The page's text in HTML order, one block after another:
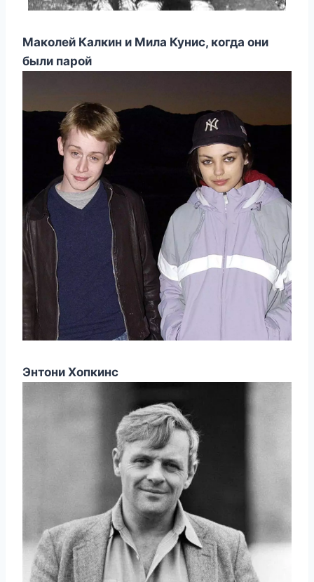
Маколей Калкин и Мила Кунис, когда они
были парой
Энтони Хопкинс